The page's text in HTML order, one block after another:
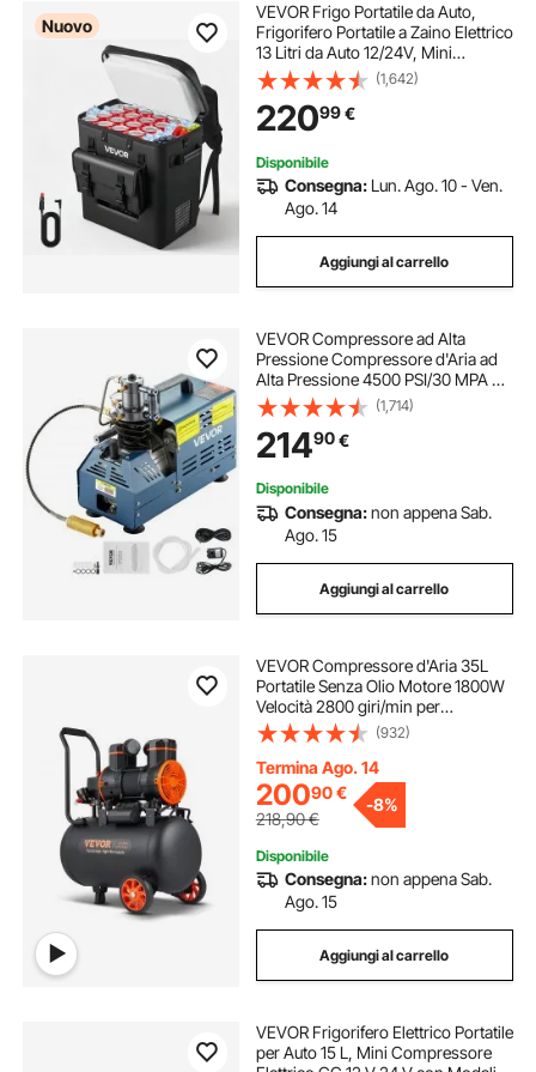
Nuovo
VEVOR Frigo Portatile da Auto,
Frigorifero Portatile a Zaino Elettrico
13 Litri da Auto 12/24V, Mini
Frigorifero con Compressore per
Campeggio Viaggio Spiaggia Pesca
Picnic, Temperatura da -6°C a 10°C
(1,642)
22099€
Disponibile
Consegna: Lun. Ago. 10 - Ven.
Ago. 14
Aggiungi al carrello
VEVOR Compressore ad Alta
Pressione Compressore d'Aria ad
Alta Pressione 4500 PSI/30 MPA da
1800 W 220 V per Carabina da
Paintball, PCP, Bombola da
Immersione con Scarico
Automatico
(1,714)
21490€
Disponibile
Consegna:non appena Sab.
Ago. 15
Aggiungi al carrello
VEVOR Compressore d'Aria 35L
Portatile Senza Olio Motore 1800W
Velocità 2800 giri/min per
Aerografo Inchiodatura,
Compressore d'Aria a Secco
Portatile Rumore 70dB 2 Silenziatori
Temperatura -50℃ - 40℃
(932)
Termina Ago. 14
20090€
218,90€
-8%
Disponibile
Consegna:non appena Sab.
Ago. 15
Aggiungi al carrello
VEVOR Frigorifero Elettrico Portatile
per Auto 15 L, Mini Compressore